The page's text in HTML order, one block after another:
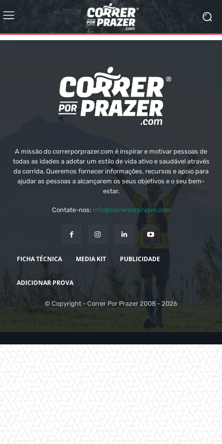
A missão do correrporprazer.com é inspirar e motivar pessoas de
todas as idades a adotar um estilo de vida ativo e saudável através
da corrida. Queremos fornecer informações, recursos e apoio para
ajudar as pessoas a alcançarem os seus objetivos e o seu bem-
estar.
Contate-nos: info@correrporprazer.com
FICHA TÉCNICA MEDIA KIT PUBLICIDADE
ADICIONAR PROVA
© Copyright - Correr Por Prazer 2008 - 2026